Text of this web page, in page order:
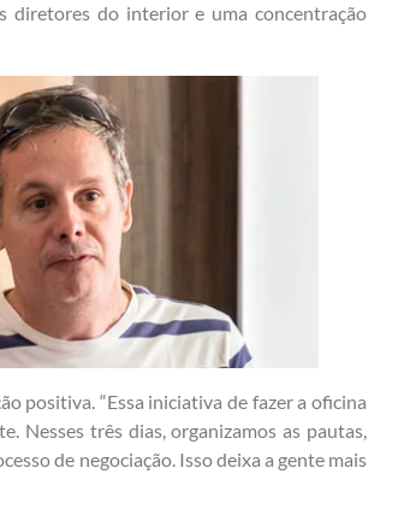
diretores do interior e uma concentração
positiva. “Essa iniciativa de fazer a oficina
Nesses três dias, organizamos as pautas,
de negociação. Isso deixa a gente mais